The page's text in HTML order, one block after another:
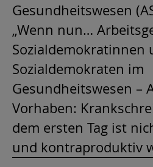
Gesundheitswesen
„Wenn nun…
Sozialdemokratinnen
Sozialdemokraten im
Gesundheitswesen –
Vorhaben:
dem ersten Tag ist
und kontraproduktiv